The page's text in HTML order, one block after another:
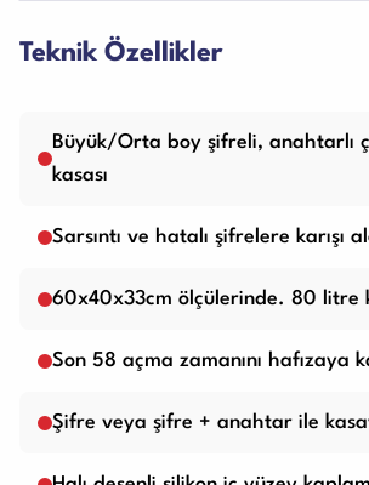
Teknik Özellikler
Büyük/Orta boy şifreli, anahtarlı
kasası
Sarsıntı ve hatalı şifrelere karışı
60x40x33cm ölçülerinde. 80 litre
Son 58 açma zamanını hafızaya
Şifre veya şifre + anahtar ile